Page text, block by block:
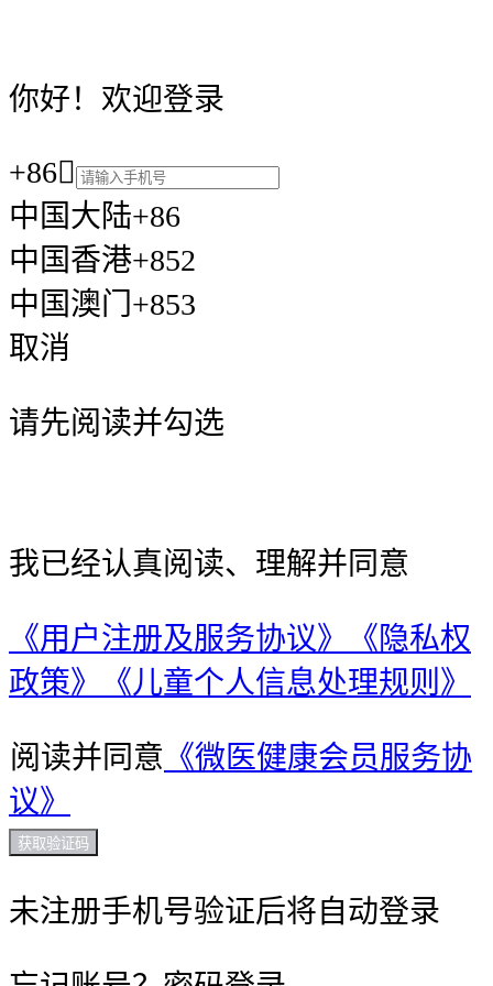
你好！欢迎登录
+86
中国大陆+86
中国香港+852
中国澳门+853
取消
请先阅读并勾选
我已经认真阅读、理解并同意
《用户注册及服务协议》
《隐私权
政策》
《儿童个人信息处理规则》
阅读并同意 《微医健康会员服务协
议》
获取验证码
未注册手机号验证后将自动登录